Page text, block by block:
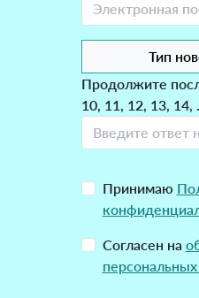
Тип
Продолжите
10, 11, 12, 13, 14,
Принимаю
Согласен на